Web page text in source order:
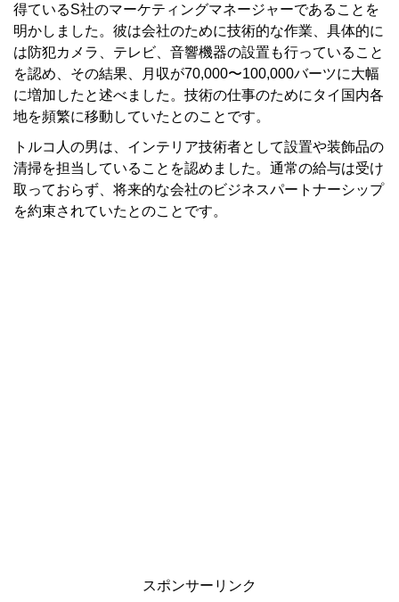
得ているS社のマーケティングマネージャーであることを
明かしました。彼は会社のために技術的な作業、具体的に
は防犯カメラ、テレビ、音響機器の設置も行っていること
を認め、その結果、月収が70,000〜100,000バーツに大幅
に増加したと述べました。技術の仕事のためにタイ国内各
地を頻繁に移動していたとのことです。
トルコ人の男は、インテリア技術者として設置や装飾品の
清掃を担当していることを認めました。通常の給与は受け
取っておらず、将来的な会社のビジネスパートナーシップ
を約束されていたとのことです。
スポンサーリンク